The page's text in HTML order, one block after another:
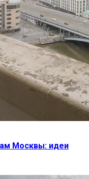
Москвы: идеи